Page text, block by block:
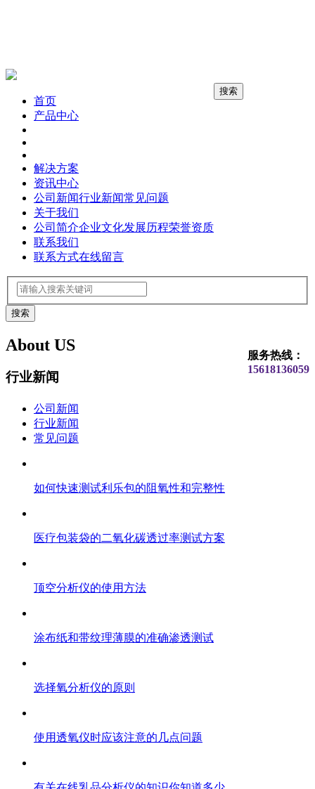
首页
产品中心
解决方案
资讯中心
公司新闻行业新闻常见问题
关于我们
公司简介企业文化发展历程荣誉资质
联系我们
联系方式在线留言
搜索
服务热线：
15618136059
About US
行业新闻
公司新闻
行业新闻
常见问题
如何快速测试利乐包的阻氧性和完整性
医疗包装袋的二氧化碳透过率测试方案
顶空分析仪的使用方法
涂布纸和带纹理薄膜的准确渗透测试
选择氧分析仪的原则
使用透氧仪时应该注意的几点问题